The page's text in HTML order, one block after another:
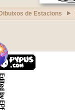
Dibuixos de Estacions